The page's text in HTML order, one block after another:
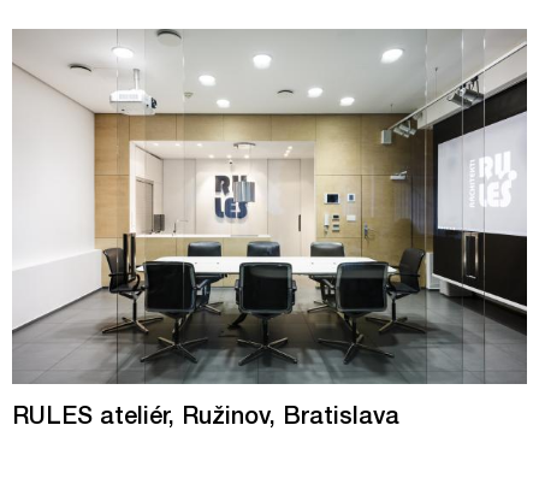
RULES ateliér, Ružinov, Bratislava